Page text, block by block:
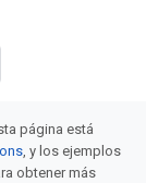
página está
, y los ejemplos
obtener más